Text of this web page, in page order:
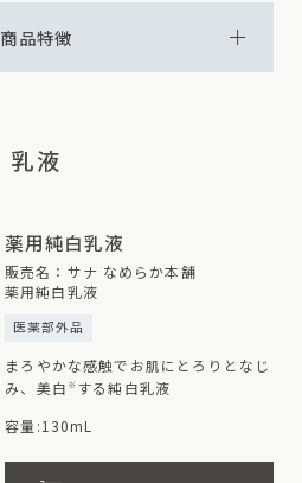
商品特徴
乳液
薬用純白乳液
販売名：サナ なめらか本舗
薬用純白乳液
医薬部外品
まろやかな感触でお肌にとろりとなじ
み、美白 ※ する純白乳液
容量:130mL